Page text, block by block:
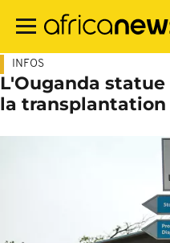
contenu
INFOS
L'Ouganda
la transplantation